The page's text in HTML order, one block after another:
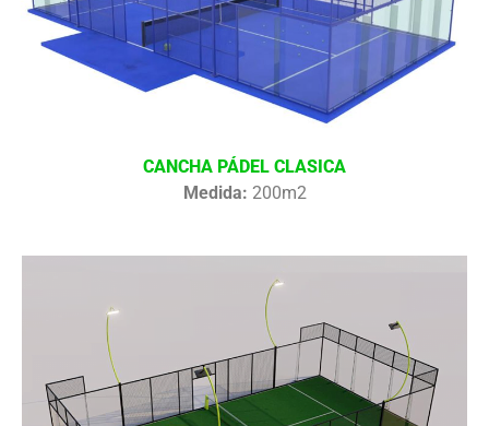
CANCHA PÁDEL CLASICA
Medida: 200m2